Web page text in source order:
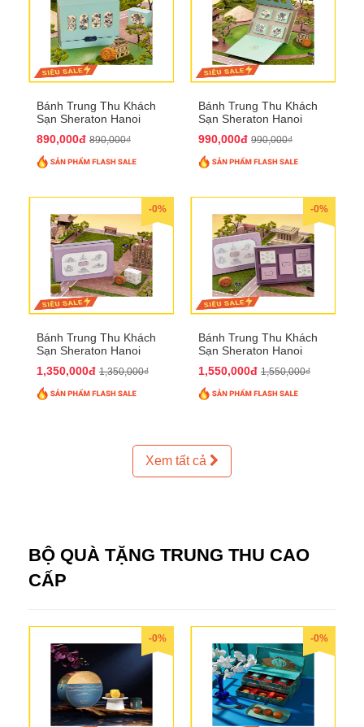
Bánh Trung Thu Khách
Sạn Sheraton Hanoi
890,000đ 890,000₫
Bánh Trung Thu Khách
Sạn Sheraton Hanoi
990,000đ 990,000₫
-0%
Bánh Trung Thu Khách
Sạn Sheraton Hanoi
1,350,000đ 1,350,000₫
-0%
Bánh Trung Thu Khách
Sạn Sheraton Hanoi
1,550,000đ 1,550,000₫
Xem tất cả
BỘ QUÀ TẶNG TRUNG THU CAO
CẤP
-0% -0%